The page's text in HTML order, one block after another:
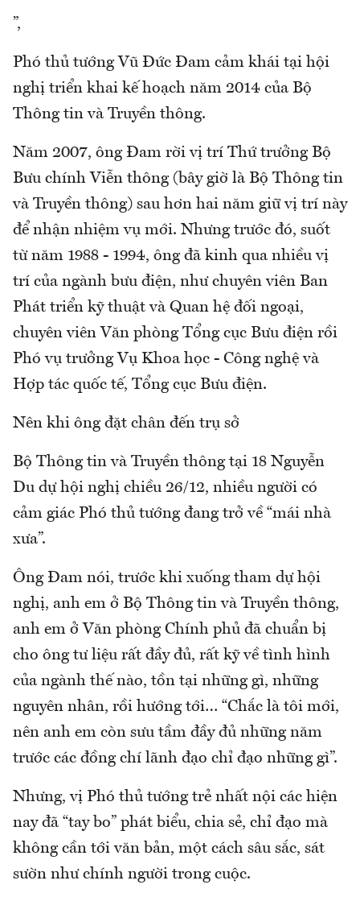
”,
Phó thủ tướng Vũ Đức Đam cảm khái tại hội
nghị triển khai kế hoạch năm 2014 của Bộ
Thông tin và Truyền thông.
Năm 2007, ông Đam rời vị trí Thứ trưởng Bộ
Bưu chính Viễn thông (bây giờ là Bộ Thông tin
và Truyền thông) sau hơn hai năm giữ vị trí này
để nhận nhiệm vụ mới. Nhưng trước đó, suốt
từ năm 1988 - 1994, ông đã kinh qua nhiều vị
trí của ngành bưu điện, như chuyên viên Ban
Phát triển kỹ thuật và Quan hệ đối ngoại,
chuyên viên Văn phòng Tổng cục Bưu điện rồi
Phó vụ trưởng Vụ Khoa học - Công nghệ và
Hợp tác quốc tế, Tổng cục Bưu điện.
Nên khi ông đặt chân đến trụ sở
Bộ Thông tin và Truyền thông tại 18 Nguyễn
Du dự hội nghị chiều 26/12, nhiều người có
cảm giác Phó thủ tướng đang trở về “mái nhà
xưa”.
Ông Đam nói, trước khi xuống tham dự hội
nghị, anh em ở Bộ Thông tin và Truyền thông,
anh em ở Văn phòng Chính phủ đã chuẩn bị
cho ông tư liệu rất đầy đủ, rất kỹ về tình hình
của ngành thế nào, tồn tại những gì, những
nguyên nhân, rồi hướng tới… “Chắc là tôi mới,
nên anh em còn sưu tầm đầy đủ những năm
trước các đồng chí lãnh đạo chỉ đạo những gì”.
Nhưng, vị Phó thủ tướng trẻ nhất nội các hiện
nay đã “tay bo” phát biểu, chia sẻ, chỉ đạo mà
không cần tới văn bản, một cách sâu sắc, sát
sườn như chính người trong cuộc.